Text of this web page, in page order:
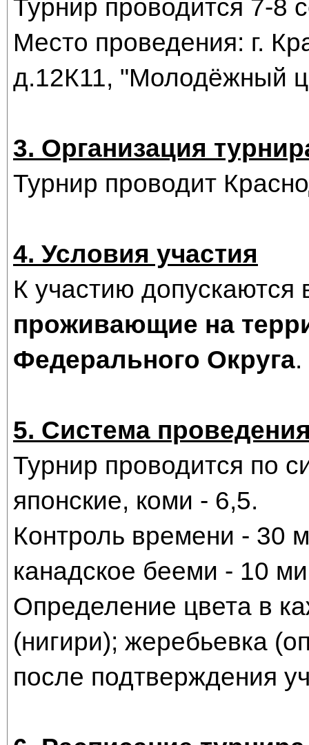
Турнир проводится 7-8
Место проведения: г.
д.12К11, "Молодёжный
3. Организация
Турнир проводит
4. Условия участия
К участию
проживающие на
Федерального Округа.
5. Система
Турнир проводится по
японские, коми - 6,5.
Контроль времени - 30
канадское бееми - 10
Определение цвета в
(нигири); жеребьевка
после подтверждения